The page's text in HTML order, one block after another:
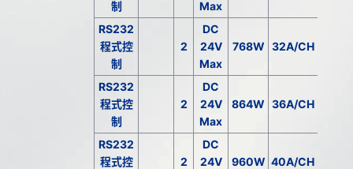
制
Max
RS232
程式控
制
2
DC
24V
Max
768W 32A/CH
RS232
程式控
制
2
DC
24V
Max
864W 36A/CH
RS232
程式控
2
DC
24V
960W 40A/CH